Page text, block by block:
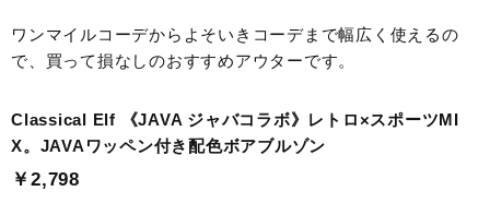
ワンマイルコーデからよそいきコーデまで幅広く使えるの
で、買って損なしのおすすめアウターです。
Classical Elf 《JAVA ジャバコラボ》レトロ×スポーツMI
X。JAVAワッペン付き配色ボアブルゾン
￥2,798